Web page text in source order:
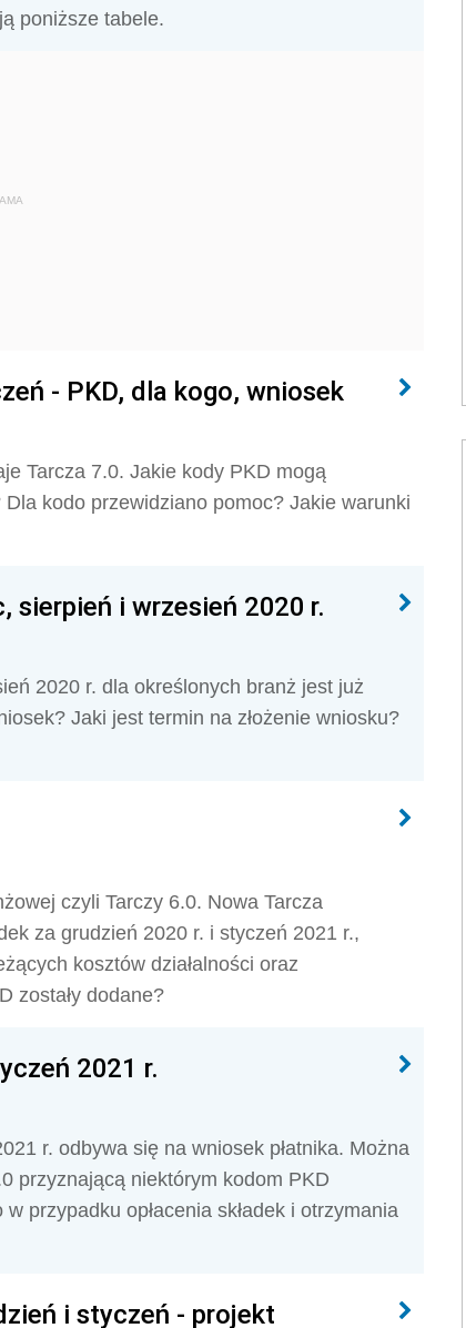
poniższe tabele.
- PKD, dla kogo, wniosek
Tarcza 7.0. Jakie kody PKD mogą
kodo przewidziano pomoc? Jakie warunki
sierpień i wrzesień 2020 r.
2020 r. dla określonych branż jest już
Jaki jest termin na złożenie wniosku?
czyli Tarczy 6.0. Nowa Tarcza
za grudzień 2020 r. i styczeń 2021 r.,
kosztów działalności oraz
zostały dodane?
2021 r.
r. odbywa się na wniosek płatnika. Można
przyznającą niektórym kodom PKD
przypadku opłacenia składek i otrzymania
i styczeń - projekt